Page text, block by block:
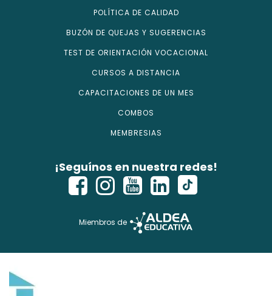
POLÍTICA DE CALIDAD
BUZÓN DE QUEJAS Y SUGERENCIAS
TEST DE ORIENTACIÓN VOCACIONAL
CURSOS A DISTANCIA
CAPACITACIONES DE UN MES
COMBOS
MEMBRESIAS
¡Seguínos en nuestra redes!
Miembros de
Copyright © 2026 - isecursos.com - Todos los derechos